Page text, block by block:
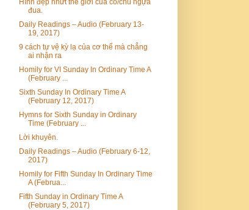
đua.
Daily Readings – Audio (February 13-
19, 2017)
9 cách tự vệ kỳ lạ của cơ thể mà chẳng
ai nhận ra
Homily for VI Sunday In Ordinary Time A
(February ...
Sixth Sunday In Ordinary Time A
(February 12, 2017)
Hymns for Sixth Sunday in Ordinary
Time (February ...
Lời khuyên.
Daily Readings – Audio (February 6-12,
2017)
Homily for Fifth Sunday In Ordinary Time
A (Februa...
Fifth Sunday in Ordinary Time A
(February 5, 2017)